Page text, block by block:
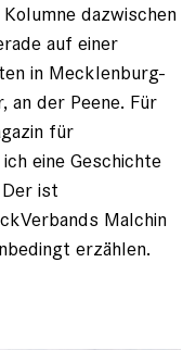
dazwischen
auf einer
in Mecklenburg-
an der Peene. Für
für
ich eine Geschichte
ist
Malchin
erzählen.